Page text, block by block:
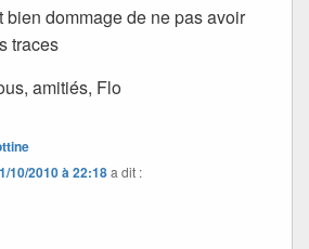
bien dommage de ne pas avoir
traces
amitiés, Flo
10/2010 à 22:18a dit :